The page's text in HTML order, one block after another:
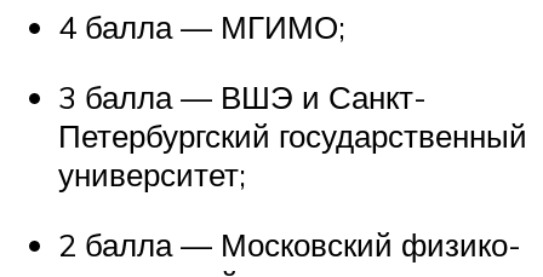
4 балла — МГИМО;
3 балла — ВШЭ и Санкт-
Петербургский государственный
университет;
2 балла — Московский физико-